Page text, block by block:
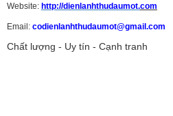
Website: http://dienlanhthudaumot.com
Email: codienlanhthudaumot@gmail.com
Chất lượng - Uy tín - Cạnh tranh